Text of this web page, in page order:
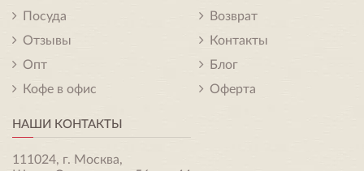
Посуда
Отзывы
Опт
Кофе в офис
Возврат
Контакты
Блог
Оферта
НАШИ КОНТАКТЫ
111024, г. Москва,